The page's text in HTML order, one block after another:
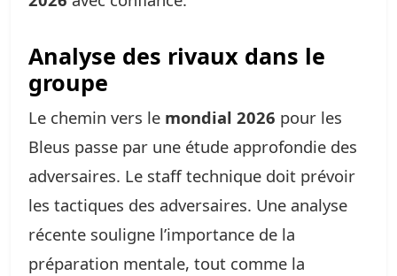
Analyse des rivaux dans le
groupe
Le chemin vers le mondial 2026 pour les
Bleus passe par une étude approfondie des
adversaires. Le staff technique doit prévoir
les tactiques des adversaires. Une analyse
récente souligne l’importance de la
préparation mentale, tout comme la